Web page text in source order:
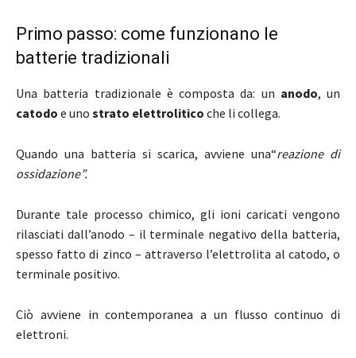
Primo passo: come funzionano le
batterie tradizionali
Una batteria tradizionale è composta da: un anodo, un
catodo e uno strato elettrolitico che li collega.
Quando una batteria si scarica, avviene una“reazione di
ossidazione”.
Durante tale processo chimico, gli ioni caricati vengono
rilasciati dall’anodo – il terminale negativo della batteria,
spesso fatto di zinco – attraverso l’elettrolita al catodo, o
terminale positivo.
Ciò avviene in contemporanea a un flusso continuo di
elettroni.